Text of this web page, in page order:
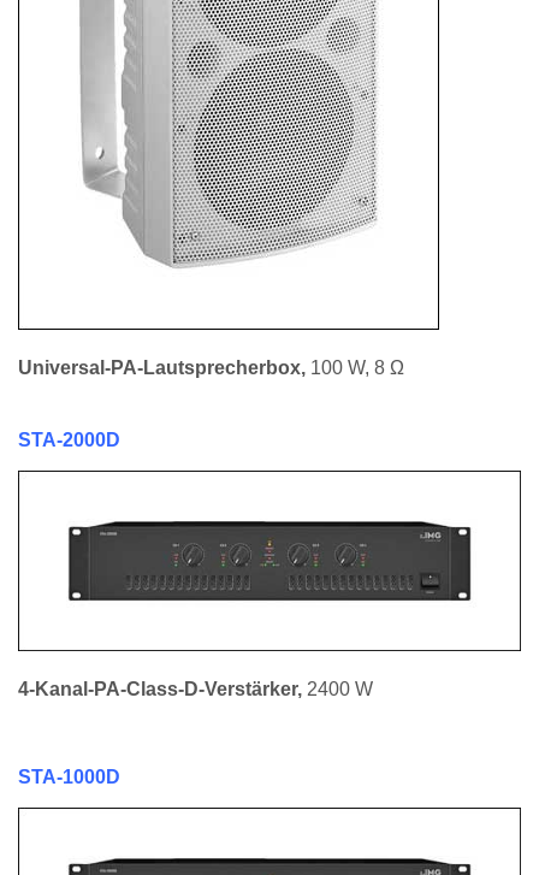
Universal-PA-Lautsprecherbox, 100 W, 8 Ω
STA-2000D
4-Kanal-PA-Class-D-Verstärker, 2400 W
STA-1000D